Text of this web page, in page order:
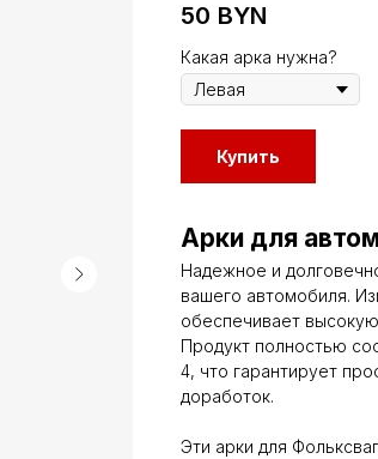
50 BYN
Какая арка нужна?
Купить
Арки для
Надежное и
вашего автомобиля.
обеспечивает
Продукт полностью
4, что гарантирует
доработок.
Эти арки для